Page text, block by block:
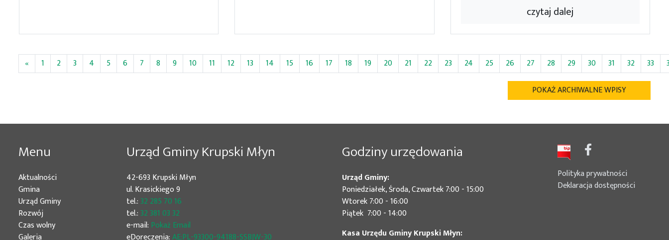
czytaj dalej
« 1 2 3 4 5 6 7 8 9 10 11 12 13 14 15 16 17 18 19 20 21 22 23 24 25 26 27 28 29 30 31 32 33
POKAŻ ARCHIWALNE WPISY
Menu
Aktualności
Gmina
Urząd Gminy
Rozwój
Czas wolny
Galeria
Urząd Gminy Krupski Młyn
42-693 Krupski Młyn
ul. Krasickiego 9
tel.:32 285 70 16
tel.:32 381 03 32
e-mail: Pokaż Email
eDoreczenia:AE:PL-93300-94188-SSBJW-30
Godziny urzędowania
Urząd Gminy:
Poniedziałek, Środa, Czwartek 7:00 - 15:00
Wtorek 7:00 - 16:00
Piątek 7:00 - 14:00
Kasa Urzędu Gminy Krupski Młyn:
Polityka prywatności
Deklaracja dostępności